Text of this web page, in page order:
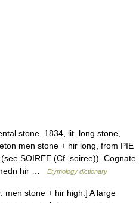
stone, 1834, lit. long stone,
men stone + hir long, from PIE
SOIREE (Cf. soiree)). Cognate
hir …
Etymology dictionary
stone + hir high.] A large